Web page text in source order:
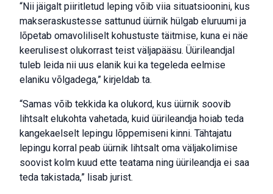
“Nii jäigalt piiritletud leping võib viia situatsioonini, kus
makseraskustesse sattunud üürnik hülgab eluruumi ja
lõpetab omavoliliselt kohustuste täitmise, kuna ei näe
keerulisest olukorrast teist väljapääsu. Üürileandjal
tuleb leida nii uus elanik kui ka tegeleda eelmise
elaniku võlgadega,” kirjeldab ta.
“Samas võib tekkida ka olukord, kus üürnik soovib
lihtsalt elukohta vahetada, kuid üürileandja hoiab teda
kangekaelselt lepingu lõppemiseni kinni. Tähtajatu
lepingu korral peab üürnik lihtsalt oma väljakolimise
soovist kolm kuud ette teatama ning üürileandja ei saa
teda takistada,” lisab jurist.